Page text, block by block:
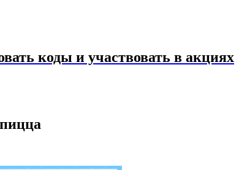
коды и участвовать в акциях